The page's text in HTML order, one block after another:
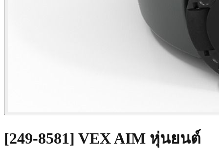
[249-8581] VEX AIM หุ่นยนต์